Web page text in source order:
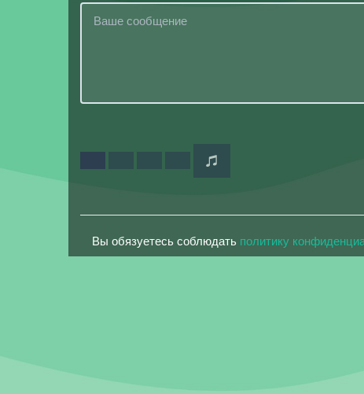
Вы обязуетесь соблюдать политику